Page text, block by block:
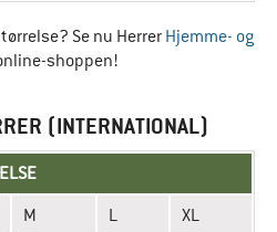
Se nu Herrer Hjemme- og
shoppen!
(INTERNATIONAL)
M L XL